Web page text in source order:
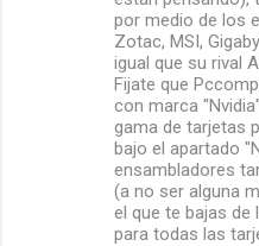
por medio de los
Zotac, MSI,
igual que su rival
Fijate que
con marca
gama de tarjetas
bajo el apartado
ensambladores
(a no ser alguna
el que te bajas de
para todas las